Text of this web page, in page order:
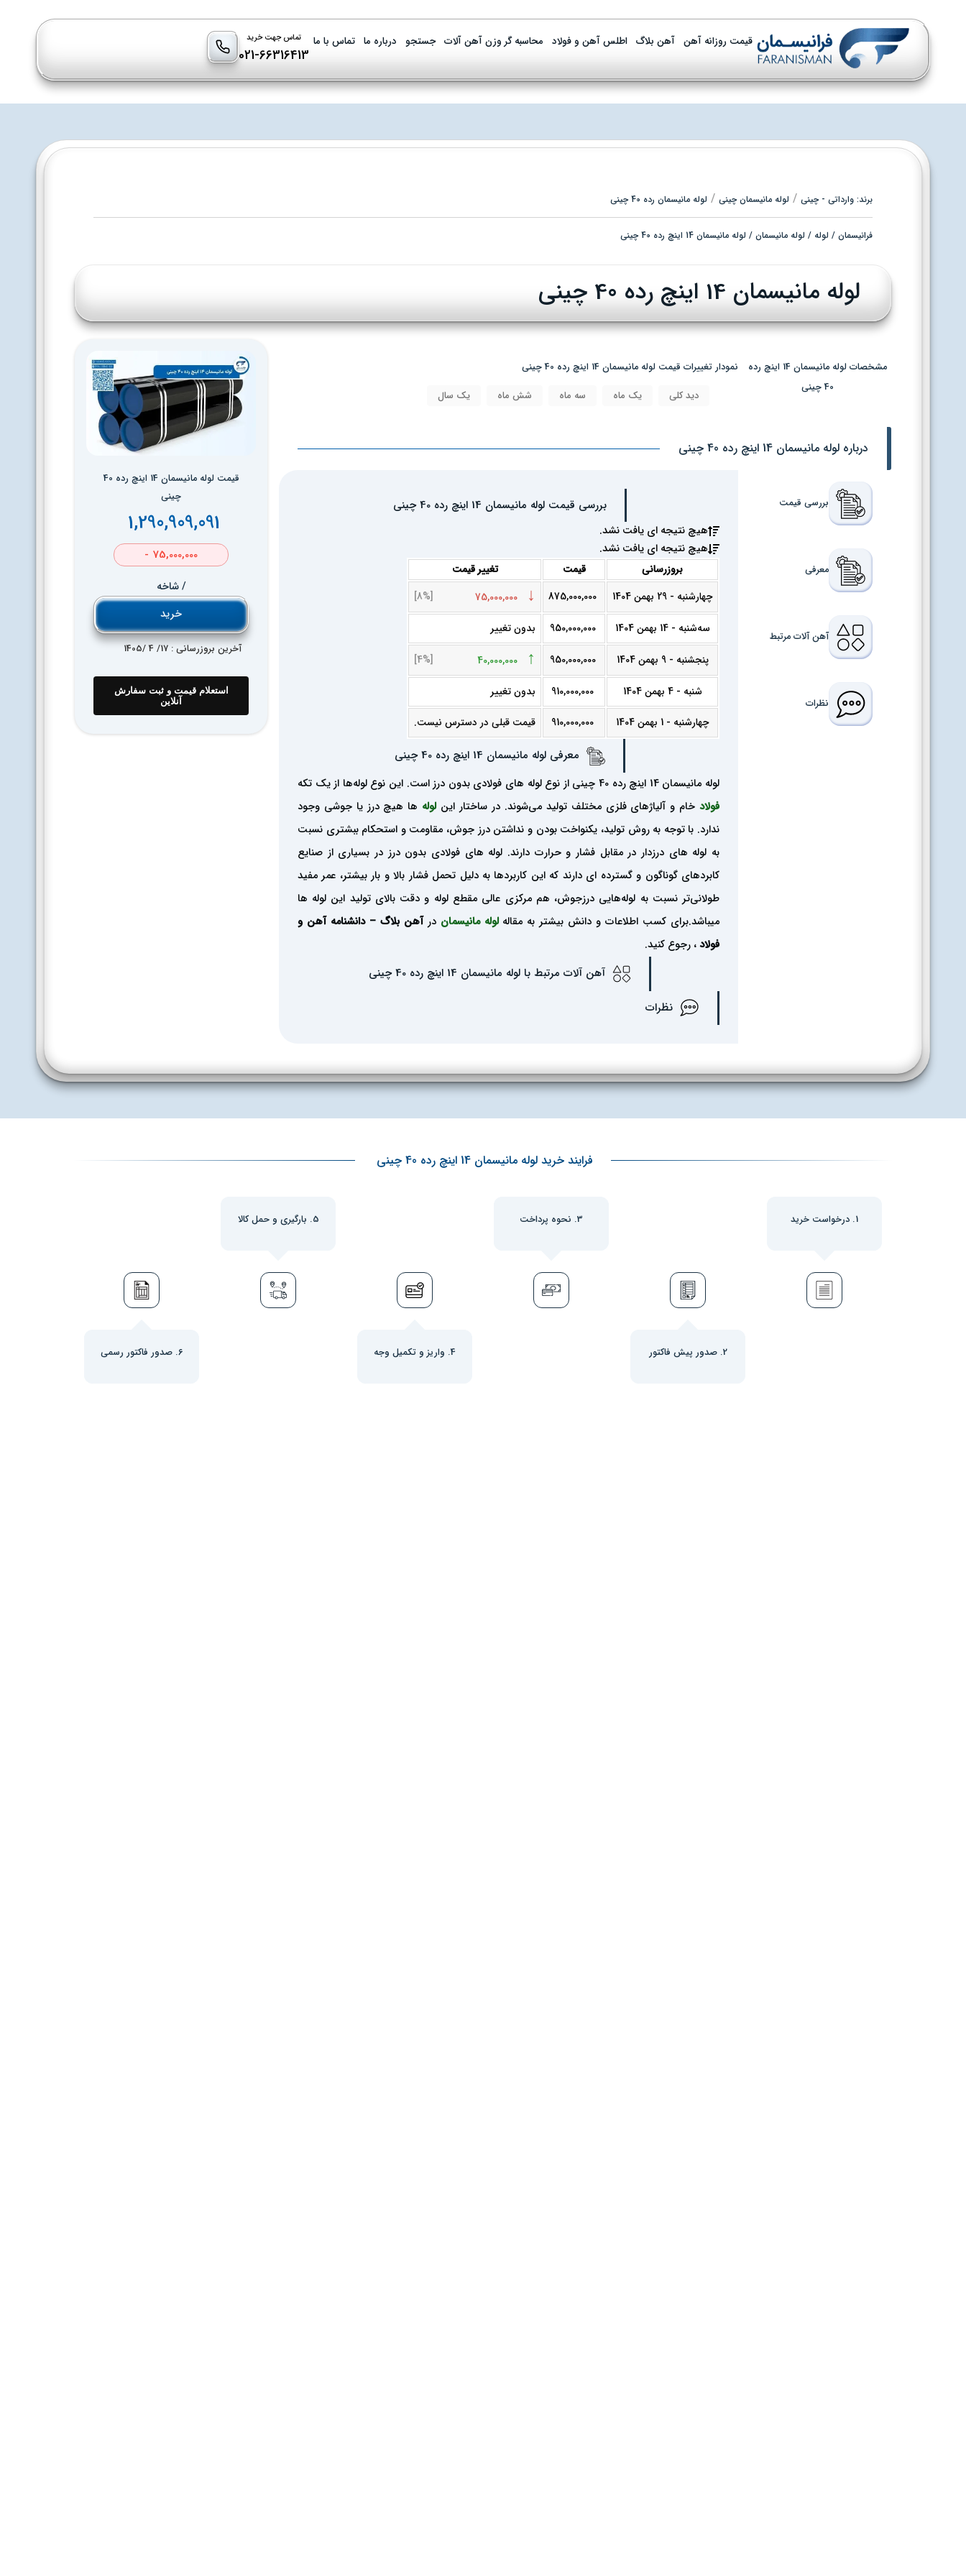
قیمت روزانه آهن آهن بلاگ اطلس آهن و فولاد محاسبه گر وزن آهن آلات جستجو درباره ما تماس با ما تماس جهت خرید
021-66316413
برند: وارداتی - چینی / لوله مانیسمان چینی / لوله مانیسمان رده 40 چینی
فرانیسمان / لوله / لوله مانیسمان / لوله مانیسمان 14 اینچ رده 40 چینی
لوله مانیسمان 14 اینچ رده 40 چینی
مشخصات لوله مانیسمان 14 اینچ رده
40 چینی
نمودار تغییرات قیمت لوله مانیسمان 14 اینچ رده 40 چینی
دید کلی یک ماه سه ماه شش ماه یک سال
درباره لوله مانیسمان 14 اینچ رده 40 چینی
بررسی قیمت
معرفی
آهن آلات مرتبط
نظرات
بررسی قیمت لوله مانیسمان 14 اینچ رده 40 چینی
هیچ نتیجه ای یافت نشد.
هیچ نتیجه ای یافت نشد.
بروزرسانی قیمت
تغییر قیمت
چهارشنبه - 29 بهمن 1404
875,000,000
↓
75,000,000
[8%]
سه‌شنبه - 14 بهمن 1404 950,000,000 بدون تغییر
پنجشنبه - 9 بهمن 1404 950,000,000
↑
40,000,000
[4%]
شنبه - 4 بهمن 1404 910,000,000 بدون تغییر
چهارشنبه - 1 بهمن 1404 910,000,000 قیمت قبلی در دسترس نیست.
معرفی لوله مانیسمان 14 اینچ رده 40 چینی
لوله مانیسمان 14 اینچ رده 40 چینی از نوع لوله های فولادی بدون درز است. این نوع لوله‌ها از یک تکه
فولاد خام و آلیاژهای فلزی مختلف تولید می‌شوند. در ساختار اینلوله ها هیچ درز یا جوشی وجود
ندارد. با توجه به روش تولید، یکنواخت بودن و نداشتن درز جوش، مقاومت و استحکام ببشتری نسبت
به لوله های درزدار در مقابل فشار و حرارت دارند. لوله های فولادی بدون درز در بسیاری از صنایع
کابردهای گوناگون و گسترده ای دارند که این کاربردها به دلیل تحمل فشار بالا و بار بیشتر، عمر مفید
طولانی‌تر نسبت به لوله‌هایی درزجوش، هم مرکزی عالی مقطع لوله و دقت بالای تولید این لوله‌ ها
میباشد.برای کسب اطلاعات و دانش بیشتر به مقالهلوله مانیسمان درآهن بلاگ – دانشنامه آهن و
فولاد، رجوع کنید.
آهن آلات مرتبط با لوله مانیسمان 14 اینچ رده 40 چینی
نظرات
قیمت لوله مانیسمان 14 اینچ رده 40
چینی
1,290,909,091
75,000,000 -
/ شاخه
خرید
آخرین بروزرسانی : 17 / 4 /
1405
استعلام قیمت و ثبت سفارش
آنلاین
فرایند خرید لوله مانیسمان 14 اینچ رده 40 چینی
1. درخواست خرید 3. نحوه پرداخت 5. بارگیری و حمل کالا
2. صدور پیش فاکتور 4. واریز و تکمیل وجه 6. صدور فاکتور رسمی